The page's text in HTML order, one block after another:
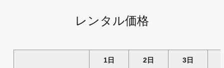
レンタル価格
1日 2日 3日